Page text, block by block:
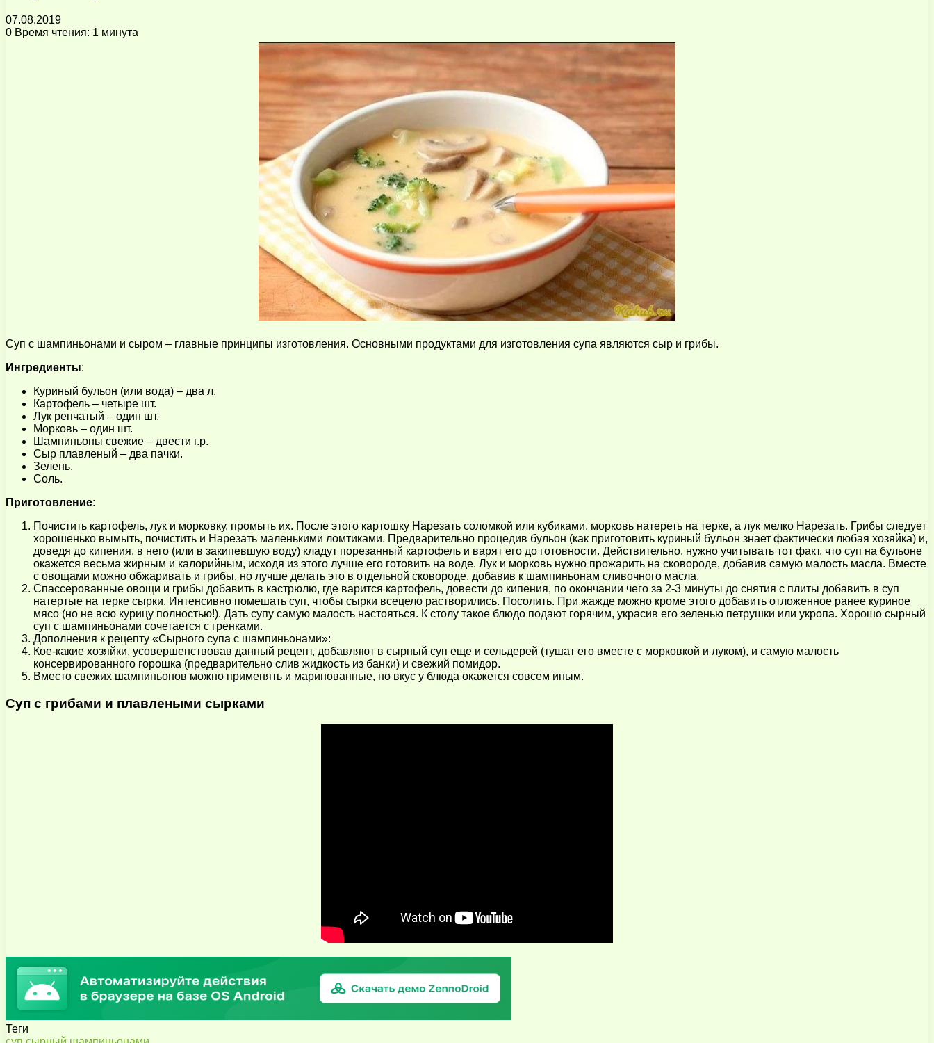
07.08.2019
0 Время чтения: 1 минута
Суп с шампиньонами и сыром – главные принципы изготовления. Основными продуктами для изготовления супа являются сыр и грибы.
Ингредиенты:
Куриный бульон (или вода) – два л.
Картофель – четыре шт.
Лук репчатый – один шт.
Морковь – один шт.
Шампиньоны свежие – двести г.р.
Сыр плавленый – два пачки.
Зелень.
Соль.
Приготовление:
Почистить картофель, лук и морковку, промыть их. После этого картошку Нарезать соломкой или кубиками, морковь натереть на терке, а лук мелко Нарезать. Грибы следует
хорошенько вымыть, почистить и Нарезать маленькими ломтиками. Предварительно процедив бульон (как приготовить куриный бульон знает фактически любая хозяйка) и,
доведя до кипения, в него (или в закипевшую воду) кладут порезанный картофель и варят его до готовности. Действительно, нужно учитывать тот факт, что суп на бульоне
окажется весьма жирным и калорийным, исходя из этого лучше его готовить на воде. Лук и морковь нужно прожарить на сковороде, добавив самую малость масла. Вместе
с овощами можно обжаривать и грибы, но лучше делать это в отдельной сковороде, добавив к шампиньонам сливочного масла.
Спассерованные овощи и грибы добавить в кастрюлю, где варится картофель, довести до кипения, по окончании чего за 2-3 минуты до снятия с плиты добавить в суп
натертые на терке сырки. Интенсивно помешать суп, чтобы сырки всецело растворились. Посолить. При жажде можно кроме этого добавить отложенное ранее куриное
мясо (но не всю курицу полностью!). Дать супу самую малость настояться. К столу такое блюдо подают горячим, украсив его зеленью петрушки или укропа. Хорошо сырный
суп с шампиньонами сочетается с гренками.
Дополнения к рецепту «Сырного супа с шампиньонами»:
Кое-какие хозяйки, усовершенствовав данный рецепт, добавляют в сырный суп еще и сельдерей (тушат его вместе с морковкой и луком), и самую малость
консервированного горошка (предварительно слив жидкость из банки) и свежий помидор.
Вместо свежих шампиньонов можно применять и маринованные, но вкус у блюда окажется совсем иным.
Суп с грибами и плавлеными сырками
Теги